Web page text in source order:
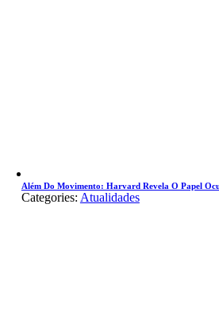
Além Do Movimento: Harvard Revela O Papel
Categories: Atualidades